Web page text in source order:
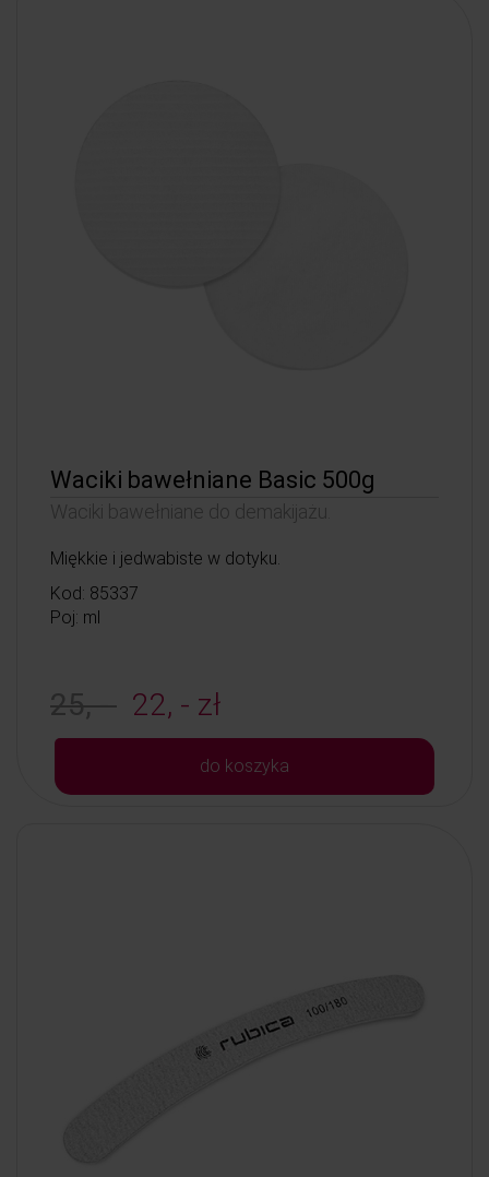
Waciki bawełniane Basic 500g
Waciki bawełniane do demakijażu.
Miękkie i jedwabiste w dotyku.
Kod: 85337
Poj: ml
25, - 22, - zł
do koszyka